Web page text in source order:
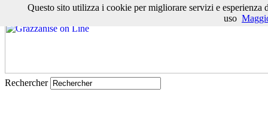
Grazzanise oggi| Numeri utili|I nostri Caduti|Ris. elettorali|
Rechercher
Questo sito utilizza i cookie per migliorare servizi e
uso